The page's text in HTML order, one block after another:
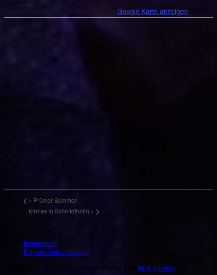
Google Karte anzeigen
« Prümer Sommer
Kirmes in Schmidtheim »
Impressum
Datenschutzerklärung
Copyright © 2026 | WordPress Theme von MH Themes